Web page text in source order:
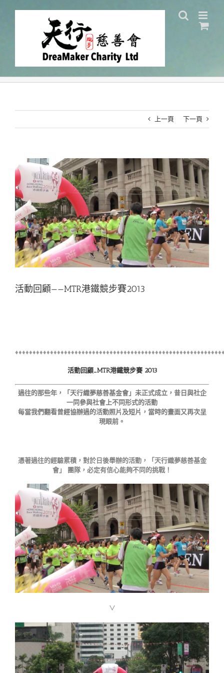
上一頁 下一頁
View
Larger
Image
活動回顧——MTR港鐵競步賽2013
活動回顧_MTR港鐵競步賽 2013
過往的那些年，「天行織夢慈善基金會」未正式成立，昔日與社企
一同參與社會上不同形式的活動
每當我們翻看曾經協辦過的活動照片及短片，當時的畫面又再次呈
現眼前。
憑著過往的經驗累積，對於日後舉辦的活動，「天行織夢慈善基金
會」 團隊，必定有信心能夠不同的挑戰！
∨